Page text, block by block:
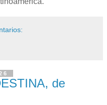
de